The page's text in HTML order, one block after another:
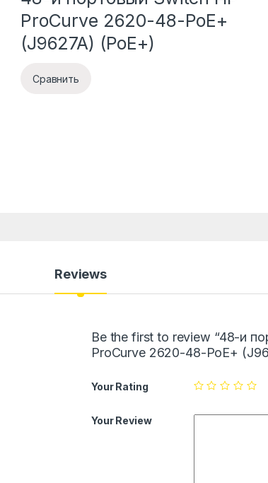
ProCurve 2620-48-PoE+
(J9627A) (PoE+)
Сравнить
Reviews
Be the first to review “48-и
ProCurve 2620-48-PoE+
Your Rating
Your Review